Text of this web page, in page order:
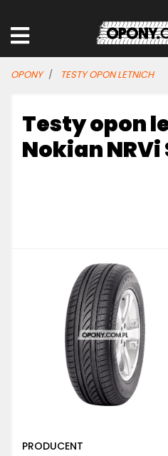
OPONY TESTY OPON LETNICH
Testy opon
Nokian NRVi
PRODUCENT